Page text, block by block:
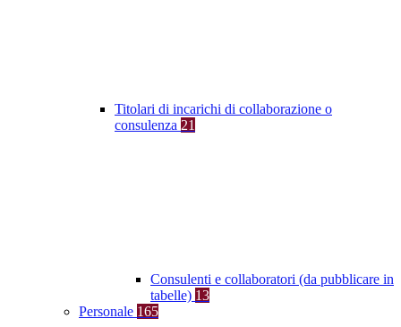
Titolari di incarichi di collaborazione o
consulenza 21
Consulenti e collaboratori (da pubblicare in
tabelle) 13
Personale 165